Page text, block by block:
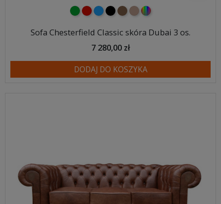
zielonyczerwony
niebieski
czarnybrązowy
jasnobrązowy
wybór koloru
Sofa Chesterfield Classic skóra Dubai 3 os.
7 280,00 zł
DODAJ DO KOSZYKA